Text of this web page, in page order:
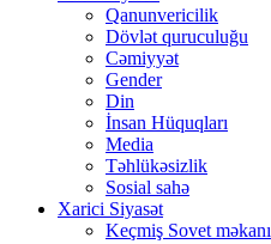
Qanunvericilik
Dövlət quruculuğu
Cəmiyyət
Gender
Din
İnsan Hüquqları
Media
Təhlükəsizlik
Sosial sahə
Xarici Siyasət
Keçmiş Sovet məkanı